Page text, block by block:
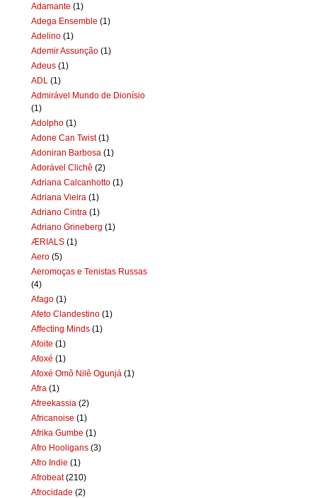
Adamante (1)
Adega Ensemble (1)
Adelino (1)
Ademir Assunção (1)
Adeus (1)
ADL (1)
Admirável Mundo de Dionísio
(1)
Adolpho (1)
Adone Can Twist (1)
Adoniran Barbosa (1)
Adorável Clichê (2)
Adriana Calcanhotto (1)
Adriana Vieira (1)
Adriano Cintra (1)
Adriano Grineberg (1)
ÆRIALS (1)
Aero (5)
Aeromoças e Tenistas Russas
(4)
Afago (1)
Afeto Clandestino (1)
Affecting Minds (1)
Afoite (1)
Afoxé (1)
Afoxé Omô Nilê Ogunjá (1)
Afra (1)
Afreekassia (2)
Africanoise (1)
Afrika Gumbe (1)
Afro Hooligans (3)
Afro Indie (1)
Afrobeat (210)
Afrocidade (2)